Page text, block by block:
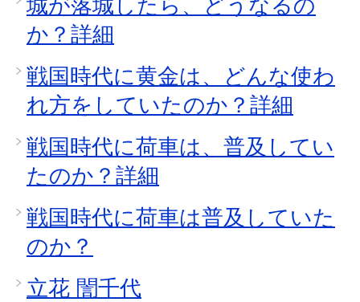
城が落城したら、どうなるの
か？詳細
戦国時代に黄金は、どんな使わ
れ方をしていたのか？詳細
戦国時代に荷車は、普及してい
たのか？詳細
戦国時代に荷車は普及していた
のか？
立花 誾千代